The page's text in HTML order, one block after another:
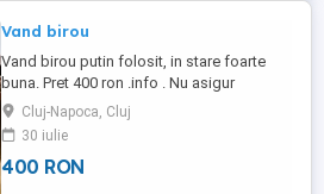
Vand birou
Vand birou putin folosit, in stare foarte
buna. Pret 400 ron .info . Nu asigur
transport
Cluj-Napoca, Cluj
30 iulie
400 RON